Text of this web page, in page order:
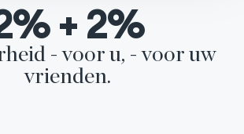
% + 2%
- voor u, - voor uw
vrienden.